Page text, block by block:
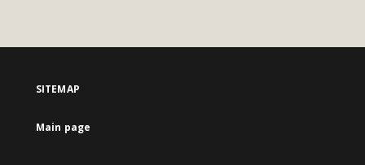
SITEMAP
Main page